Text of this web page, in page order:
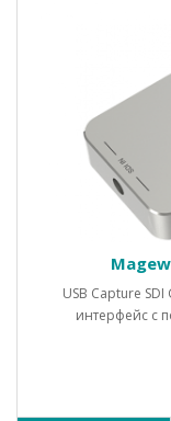
USB Capture
интерфейс с